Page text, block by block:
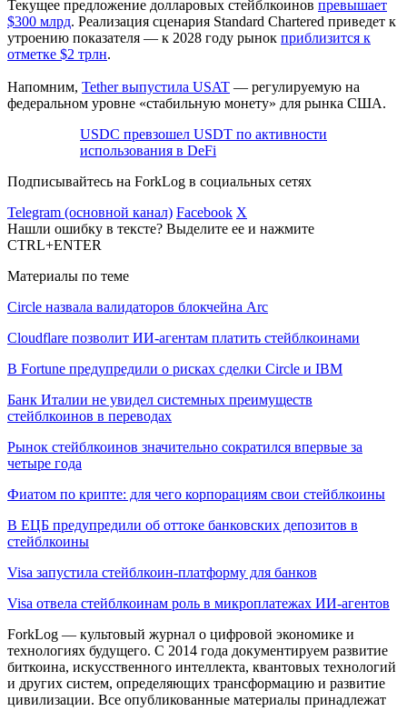
Текущее предложение долларовых стейблкоинов превышает
$300 млрд. Реализация сценария Standard Chartered приведет к
утроению показателя — к 2028 году рынок приблизится к
отметке $2 трлн.
Напомним, Tether выпустила USAT — регулируемую на
федеральном уровне «стабильную монету» для рынка США.
USDC превзошел USDT по активности
использования в DeFi
Подписывайтесь на ForkLog в социальных сетях
Telegram (основной канал) Facebook X
Нашли ошибку в тексте? Выделите ее и нажмите
CTRL+ENTER
Материалы по теме
Circle назвала валидаторов блокчейна Arc
Cloudflare позволит ИИ-агентам платить стейблкоинами
В Fortune предупредили о рисках сделки Circle и IBM
Банк Италии не увидел системных преимуществ
стейблкоинов в переводах
Рынок стейблкоинов значительно сократился впервые за
четыре года
Фиатом по крипте: для чего корпорациям свои стейблкоины
В ЕЦБ предупредили об оттоке банковских депозитов в
стейблкоины
Visa запустила стейблкоин-платформу для банков
Visa отвела стейблкоинам роль в микроплатежах ИИ-агентов
ForkLog — культовый журнал о цифровой экономике и
технологиях будущего. С 2014 года документируем развитие
биткоина, искусственного интеллекта, квантовых технологий
и других систем, определяющих трансформацию и развитие
цивилизации. Все опубликованные материалы принадлежат